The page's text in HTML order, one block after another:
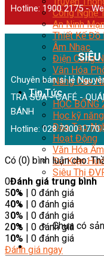
Công Nghệ
An Ninh
Thiết Kế Đồ
Âm Nhạc
Điện Công
Văn Hóa
Nâng Cao
Tin Tức
HỌC BỔNG
Học kỹ năng
Đào Tạo
Hoạt Động
Văn Hóa
Sự Kiện
Siêu Thị
Chưa có
Hotline: 1900 2175 -
Chuyên bán sỉ lẻ
TRÀ SỮA - CAFÉ -
BÁNH
Hotline: 028 7300 1770
Có (0) bình luận cho:
0Đánh giá trung bình
50% | 0 đánh giá
40% | 0 đánh giá
30% | 0 đánh giá
20% | 0 đánh giá
10% | 0 đánh giá
Đánh giá ngay